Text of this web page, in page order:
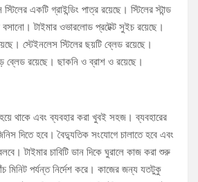
একটি গ্রাইন্ডিং পাত্র রয়েছে। স্টিলের স্টান্ড
বসানো। টাইমার ওভারলোড প্রটেক্ট সুইচ রয়েছে।
স্টেইনলেস স্টিলের ছয়টি ব্লেড রয়েছে।
ব্লেড রয়েছে। ছাকনি ও ব্রাশ ও রয়েছে।
থাকে এবং ব্যবহার করা খুবই সহজ। ব্যবহারের
দিতে হবে। বৈদ্যুতিক সংযোগে চালাতে হবে এবং
টাইমার চাবিটি ডান দিকে ঘুরালে কাজ করা শুরু
মিনিট পর্যন্ত নির্দেশ করে। কাজের জন্য যতটুকু